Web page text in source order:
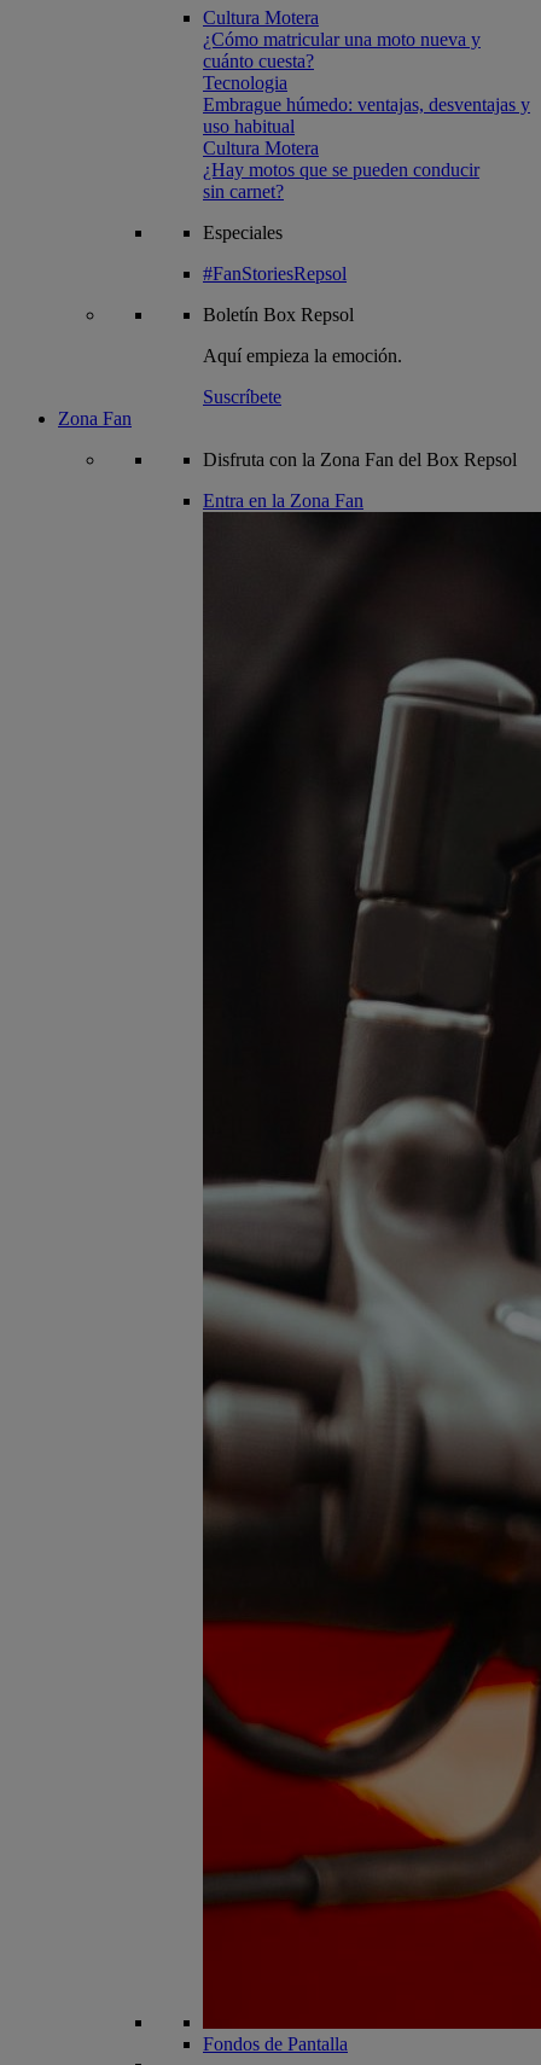
Cultura Motera
¿Cómo matricular una moto nueva y
cuánto cuesta?
Tecnologia
Embrague húmedo: ventajas, desventajas y
uso habitual
Cultura Motera
¿Hay motos que se pueden conducir
sin carnet?
Especiales
#FanStoriesRepsol
Boletín Box Repsol
Aquí empieza la emoción.
Suscríbete
Zona Fan
Disfruta con la Zona Fan del Box Repsol
Entra en la Zona Fan
Fondos de Pantalla